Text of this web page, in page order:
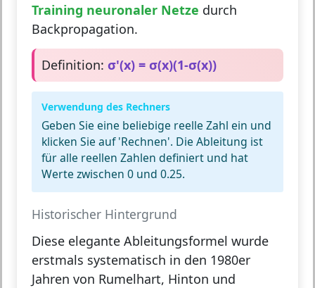
Training neuronaler Netze durch
Backpropagation.
Definition: σ'(x) = σ(x)(1-σ(x))
Verwendung des Rechners
Geben Sie eine beliebige reelle Zahl ein und
klicken Sie auf 'Rechnen'. Die Ableitung ist
für alle reellen Zahlen definiert und hat
Werte zwischen 0 und 0.25.
Historischer Hintergrund
Diese elegante Ableitungsformel wurde
erstmals systematisch in den 1980er
Jahren von Rumelhart, Hinton und